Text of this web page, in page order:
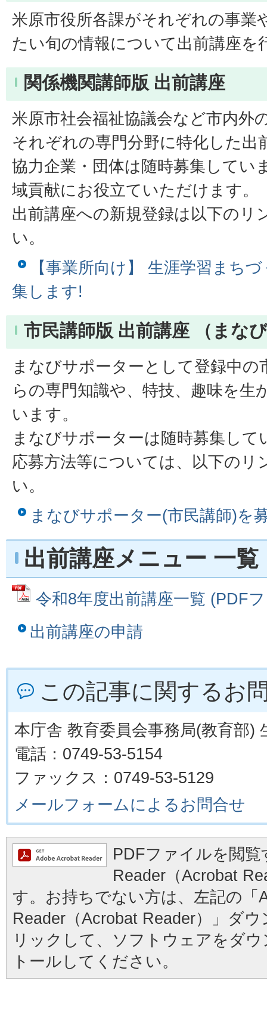
米原市役所各課がそれぞれの事業
たい旬の情報について出前講座を
関係機関講師版 出前講座
米原市社会福祉協議会など市内外
それぞれの専門分野に特化した出
協力企業・団体は随時募集してい
域貢献にお役立ていただけます。
出前講座への新規登録は以下のリ
い。
【事業所向け】 生涯学習まち
集します!
市民講師版 出前講座 （まな
まなびサポーターとして登録中
らの専門知識や、特技、趣味を生
います。
まなびサポーターは随時募集して
応募方法等については、以下のリ
い。
まなびサポーター(市民講師)を
出前講座メニュー 一覧
令和8年度出前講座一覧 (PDF
出前講座の申請
この記事に関するお
本庁舎 教育委員会事務局(教育部)
電話：0749-53-5154
ファックス：0749-53-5129
メールフォームによるお問合せ
PDFファイルを閲
Reader（Acrobat
す。お持ちでない方は、左記の「
Reader（Acrobat Reader）」ダ
リックして、ソフトウェアをダ
トールしてください。